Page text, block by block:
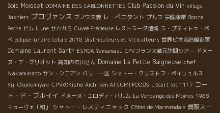
Bois Moisset DOMAINE DES SABLONNETTES Club Passion du Vin village
Jasniers プロヴァンス ブノワ夫妻 レ・ぺニタント プルフ 宗像康雄 Bonne
Peche ビム Lune サカガミ Cuveé Précieuse レストラーダ地域 ラ・プティトゥ・ペ
ペ eclipse lunaire totale 2018 Distributeurs et Viticulteurs 世界ビオ栽培醸造家
Domaine Laurent Barth ESPOA Yamamasu CPVフランス蔵元訪問ツアー ドメー
ヌ・デ・グリオット 高知の石川さん Domaine La Petite Baigneuse chef
Nakaminato サン・シニアン パリ・一区 シャトー・クリストフ・ペイリュルス
Kiji Okonomiyaki CPVのKisho Aichi ken ATSUMI FOODS L'écart lot 1117 コー
ト・ド・ブルイイ ドメーヌ・エロディ・バルム La Vendange des Moines 1988
キューヴェ「和」
シャトー・レスティニャック Côtes de Marmandais 質販スー